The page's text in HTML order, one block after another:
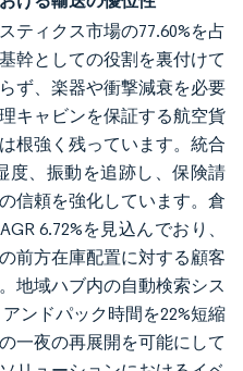
ティクス市場の77.60%を占
幹としての役割を裏付けて
ず、楽器や衝撃減衰を必要
キャビンを保証する航空貨
根強く残っています。統合
度、振動を追跡し、保険請
信頼を強化しています。倉
6.72%を見込んでおり、
前方在庫配置に対する顧客
地域ハブ内の自動検索シス
ンドパック時間を22%短縮
一夜の再展開を可能にして